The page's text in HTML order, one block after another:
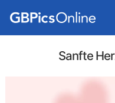
Sanfte